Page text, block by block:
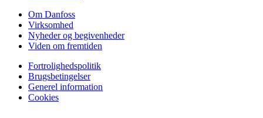
Om Danfoss
Virksomhed
Nyheder og begivenheder
Viden om fremtiden
Fortrolighedspolitik
Brugsbetingelser
Generel information
Cookies